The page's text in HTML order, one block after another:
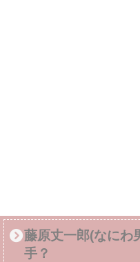
藤原丈一郎(なに
手？